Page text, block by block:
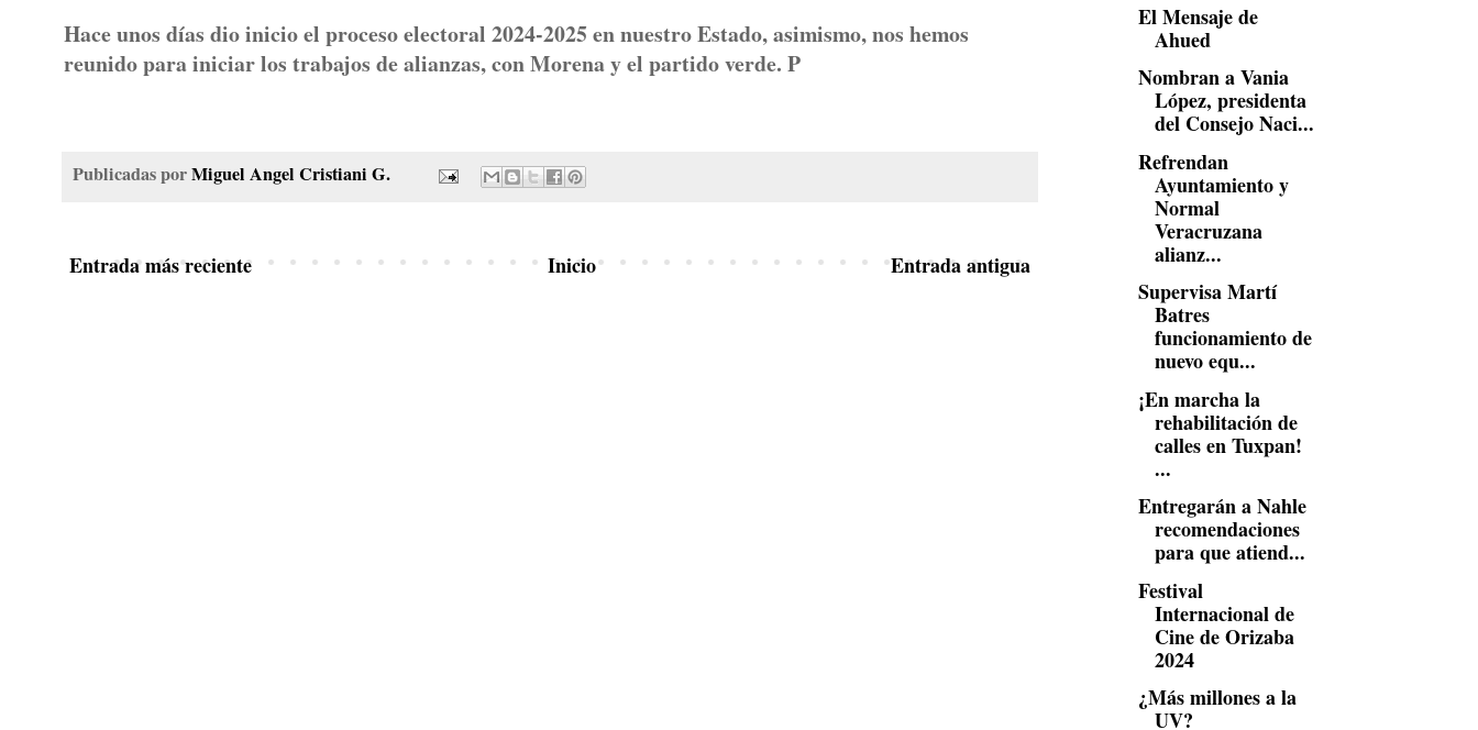
Hace unos días dio inicio el proceso electoral 2024-2025 en nuestro Estado, asimismo, nos hemos
reunido para iniciar los trabajos de alianzas, con Morena y el partido verde. P
Publicadas porMiguel Angel Cristiani G.
Entrada más reciente Entrada antigua
Inicio
El Mensaje de
Ahued
Nombran a Vania
López, presidenta
del Consejo Naci...
Refrendan
Ayuntamiento y
Normal
Veracruzana
alianz...
Supervisa Martí
Batres
funcionamiento de
nuevo equ...
¡En marcha la
rehabilitación de
calles en Tuxpan!
...
Entregarán a Nahle
recomendaciones
para que atiend...
Festival
Internacional de
Cine de Orizaba
2024
¿Más millones a la
UV?